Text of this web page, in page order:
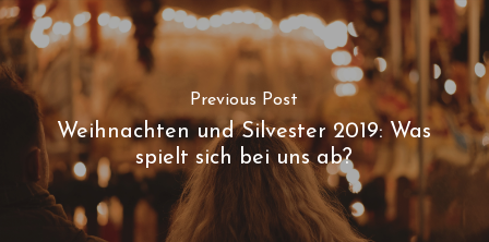
Previous Post
Weihnachten und Silvester 2019: Was
spielt sich bei uns ab?